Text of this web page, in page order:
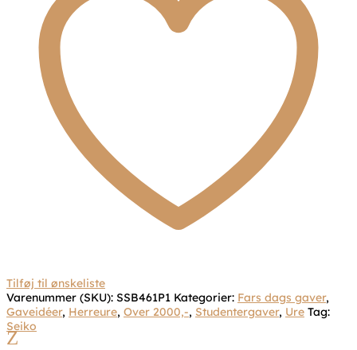
Tilføj til ønskeliste
Varenummer (SKU): SSB461P1 Kategorier: Fars dags gaver,
Gaveidéer, Herreure, Over 2000,-, Studentergaver, Ure Tag:
Seiko
Z